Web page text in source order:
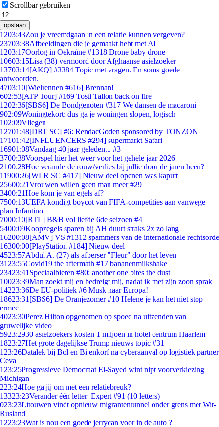
Scrollbar gebruiken
opslaan
1203:43Zou je vreemdgaan in een relatie kunnen vergeven?
23703:38Afbeeldingen die je gemaakt hebt met AI
1203:17Oorlog in Oekraïne #1318 Drone baby drone
10603:15Lisa (38) vermoord door Afghaanse asielzoeker
13703:14[AKQ] #3384 Topic met vragen. En soms goede
antwoorden.
4703:10[Wielrennen #616] Brennan!
602:53[ATP Tour] #169 Tosti Tallon back on fire
1202:36[SBS6] De Bondgenoten #317 We dansen de macaroni
902:09Woningtekort: dus ga je woningen slopen, logisch
102:09Vliegen
12701:48[DRT SC] #6: RendacGoden sponsored by TONZON
17101:42[INFLUENCERS #294] supermarkt Safari
16901:08Vandaag 40 jaar geleden... #3
3700:38Voorspel hier het weer voor het gehele jaar 2026
2100:28Hoe veranderde rouw/verlies bij jullie door de jaren heen?
11900:26[WLR SC #417] Nieuw deel openen was kaputt
25600:21Vrouwen willen geen man meer #29
3400:21Hoe kom je van egels af?
7500:13UEFA kondigt boycot van FIFA-competities aan vanwege
plan Infantino
7000:10[RTL] B&B vol liefde 6de seizoen #4
5400:09Koopzegels sparen bij AH duurt straks 2x zo lang
16200:08[AMV] VS #1312 spammers van de internationale rechtsorde
16300:00[PlayStation #184] Nieuw deel
4523:57Abdul A. (27) als afperser "Fleur" door het leven
31 23:55Covid19 the aftermath #17 bananenmilkshake
23423:41 Speciaalbieren #80: another one bites the dust
10023:39Man zoekt mij en bedreigt mij, nadat ik met zijn zoon sprak
14223:36De EU-politiek #6 Musk naar Europa!
18623:31 [SBS6] De Oranjezomer #10 Helene je kan het niet stop
ermee
4023:30Perez Hilton opgenomen op spoed na uitzenden van
gruwelijke video
5923:2930 asielzoekers kosten 1 miljoen in hotel centrum Haarlem
1823:27Het grote dagelijkse Trump nieuws topic #31
1 23:26Datalek bij Bol en Bijenkorf na cyberaanval op logistiek partner
Ceva
1 23:25Progressieve Democraat El-Sayed wint nipt voorverkiezing
Michigan
223:24Hoe ga jij om met een relatiebreuk?
13323:23Verander één letter: Expert #91 (10 letters)
023:23Litouwen vindt opnieuw migrantentunnel onder grens met Wit-
Rusland
1223:23Wat is nou een goede jerrycan voor in de auto ?